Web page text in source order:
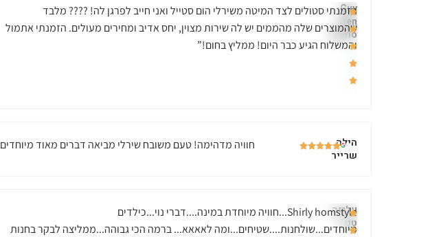
Guy
Ben
Hamo
הזמנתי סטולים לצד המיטה משירלי הום סטייל ואני חייב לפרגן לה! ???? מלבד
שהמוצרים שלה מהממים יש לה שירות מצוין, יחס אדיב ומחירים מעולים. הזמנתי אתמול
והמשלוח הגיע כבר היום! ממליץ בחום!”
הילה
שרייר
חוויה מדהימה! טעם משובח שירלי מביאה דברים מאוד מיוחדים
עליזה
טנג'י
Shirly homstyle...חוויה מיוחדת במינה....דברי נוי...כילדים
מיוחדים...שולחנות....שטיחים...ומה לאאאא... ברמה הכי גבוהה...ממליצה לבקר בחנות